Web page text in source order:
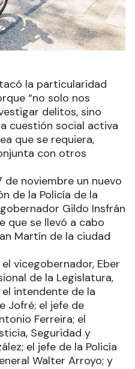
la particularidad
“no solo nos
delitos, sino
cuestión social activa
que se requiera,
con otros
de noviembre un nuevo
de la Policía de la
Gildo Insfrán
que se llevó a cabo
Martín de la ciudad
vicegobernador, Eber
de la Legislatura,
intendente de la
Jofré; el jefe de
Ferreira; el
Seguridad y
el jefe de la Policía
Walter Arroyo; y